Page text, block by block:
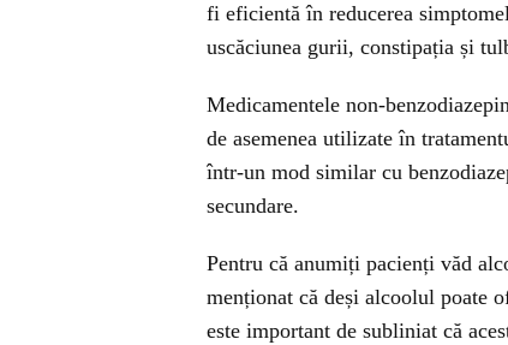
fi eficientă în reducerea
uscăciunea gurii, constipația și
Medicamentele non-
de asemenea utilizate în
într-un mod similar cu
secundare.
Pentru că anumiți pacienți văd
menționat că deși alcoolul poate
este important de subliniat că